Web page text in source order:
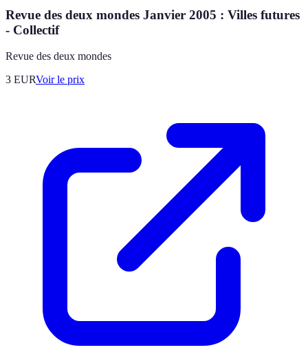
Revue des deux mondes Janvier 2005 : Villes futures
- Collectif
Revue des deux mondes
3 EURVoir le prix